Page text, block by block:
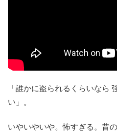
「誰かに盗られるくらいなら
い」。
いやいやいや。怖すぎる。昔